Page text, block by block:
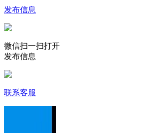
发布信息
微信扫一扫打开
发布信息
联系客服